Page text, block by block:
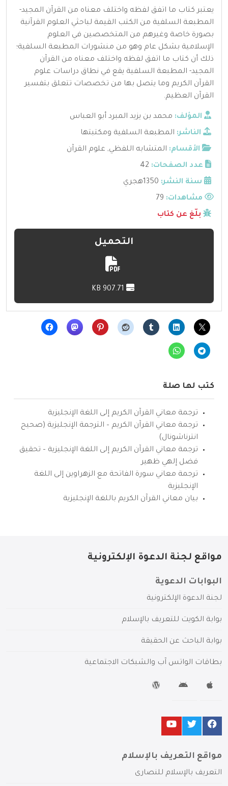
يعتبر كتاب ما اتفق لفظه واختلف معناه من القرآن المجيد-
المطبعة السلفية من الكتب القيمة لباحثي العلوم القرآنية
بصورة خاصة وغيرهم من المتخصصين في العلوم
الإسلامية بشكل عام وهو من منشورات المطبعة السلفية؛
ذلك أن كتاب ما اتفق لفظه واختلف معناه من القرآن
المجيد- المطبعة السلفية يقع في نطاق دراسات علوم
القرآن الكريم وما يتصل بها من تخصصات تتعلق بتفسير
القرآن العظيم.
المؤلف: محمد بن يزيد المبرد أبو العباس
الناشر: المطبعة السلفية ومكتبتها
الأقسام: المتشابه اللفظي, علوم القرآن
عدد الصفحات: 42
سنة النشر: 1350هجري
مشاهدات:
بلّغ عن كتاب
التحميل
كتب لها صلة
ترجمة معاني القرآن الكريم إلى اللغة الإنجليزية
ترجمة معاني القرآن الكريم – الترجمة الإنجليزية (صحيح
انترناشونال)
ترجمة معاني القرآن الكريم إلى اللغة الإنجليزية – تحقيق
فضل إلهي ظهير
ترجمة معاني سورة الفاتحة مع الزهراوين إلى اللغة
الإنجليزية
بيان معاني القرآن الكريم باللغة الإنجليزية
مواقع لجنة الدعوة الإلكترونية
البوابات الدعوية
لجنة الدعوة الإلكترونية
بوابة الكويت للتعريف بالإسلام
بوابة الباحث عن الحقيقة
بطاقات الواتس آب والشبكات الاجتماعية
مواقع التعريف بالإسلام
التعريف بالإسلام للنصارى